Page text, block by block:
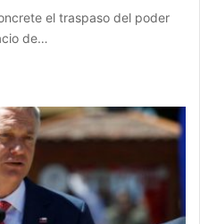
el traspaso del poder
de…